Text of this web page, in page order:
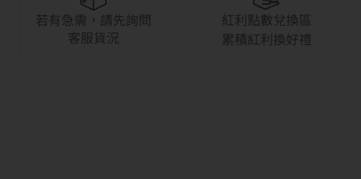
若有急需，請先詢問
客服貨況
紅利點數兌換區
累積紅利換好禮